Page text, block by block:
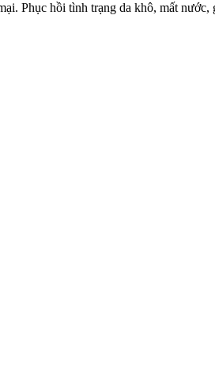
Phục hồi tình trạng da khô, mất